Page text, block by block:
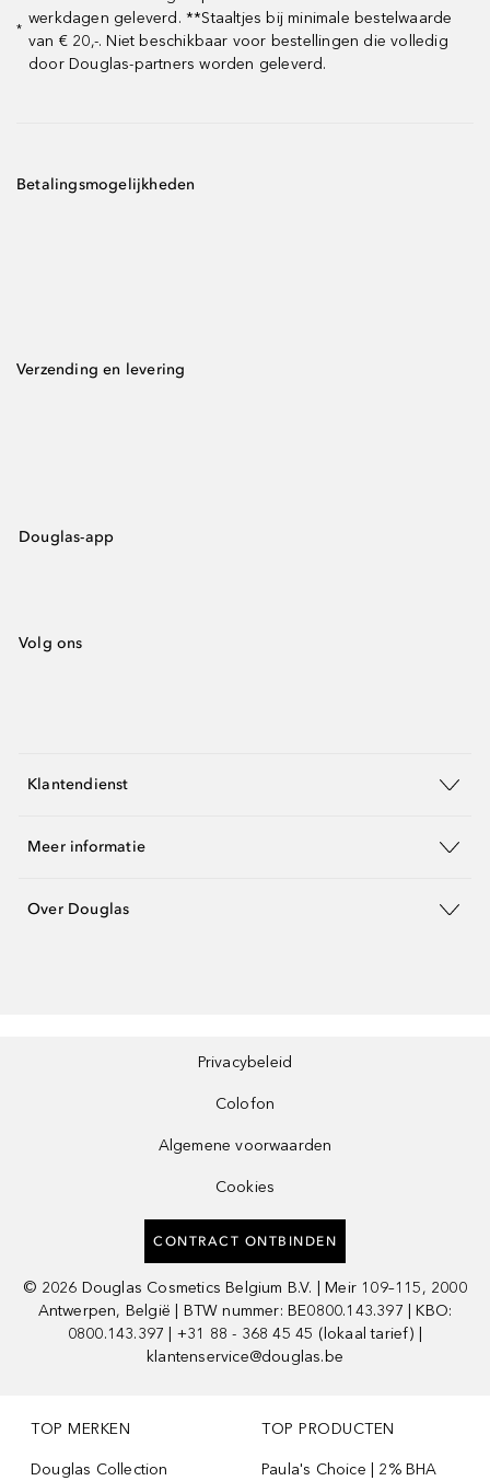
*
werkdagen geleverd. **Staaltjes bij minimale bestelwaarde
van € 20,-. Niet beschikbaar voor bestellingen die volledig
door Douglas-partners worden geleverd.
Betalingsmogelijkheden
Verzending en levering
Douglas-app
Volg ons
Klantendienst
Meer informatie
Over Douglas
Privacybeleid
Colofon
Algemene voorwaarden
Cookies
CONTRACT ONTBINDEN
© 2026 Douglas Cosmetics Belgium B.V. | Meir 109–115, 2000
Antwerpen, België | BTW nummer: BE0800.143.397 | KBO:
0800.143.397 | +31 88 - 368 45 45 (lokaal tarief) |
klantenservice@douglas.be
TOP MERKEN
Douglas Collection
TOP PRODUCTEN
Paula's Choice | 2% BHA